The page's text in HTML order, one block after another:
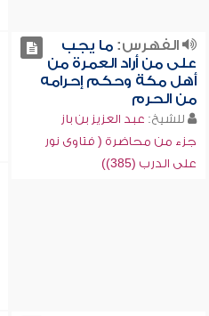
الفهرس:ما يجب
على من أراد العمرة من
أهل مكة وحكم إحرامه
من الحرم
للشيخ: عبد العزيز بن باز
جزء من محاضرة ( فتاوى نور
على الدرب (385))